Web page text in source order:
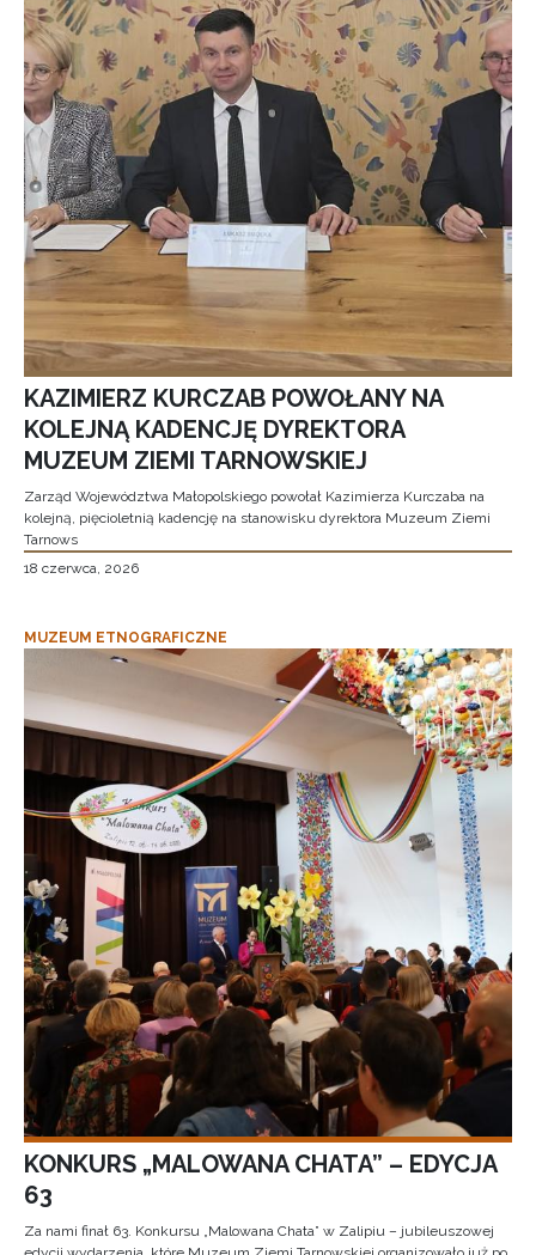
KAZIMIERZ KURCZAB POWOŁANY NA
KOLEJNĄ KADENCJĘ DYREKTORA
MUZEUM ZIEMI TARNOWSKIEJ
Zarząd Województwa Małopolskiego powołał Kazimierza Kurczaba na
kolejną, pięcioletnią kadencję na stanowisku dyrektora Muzeum Ziemi
Tarnows
18 czerwca, 2026
MUZEUM ETNOGRAFICZNE
KONKURS „MALOWANA CHATA” – EDYCJA
63
Za nami finał 63. Konkursu „Malowana Chata” w Zalipiu – jubileuszowej